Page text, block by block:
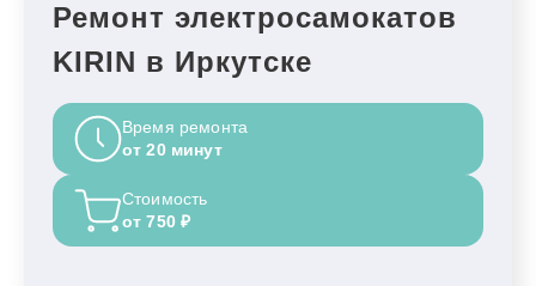
Ремонт электросамокатов
KIRIN в Иркутске
Время ремонта
от 20 минут
Стоимость
от 750 ₽